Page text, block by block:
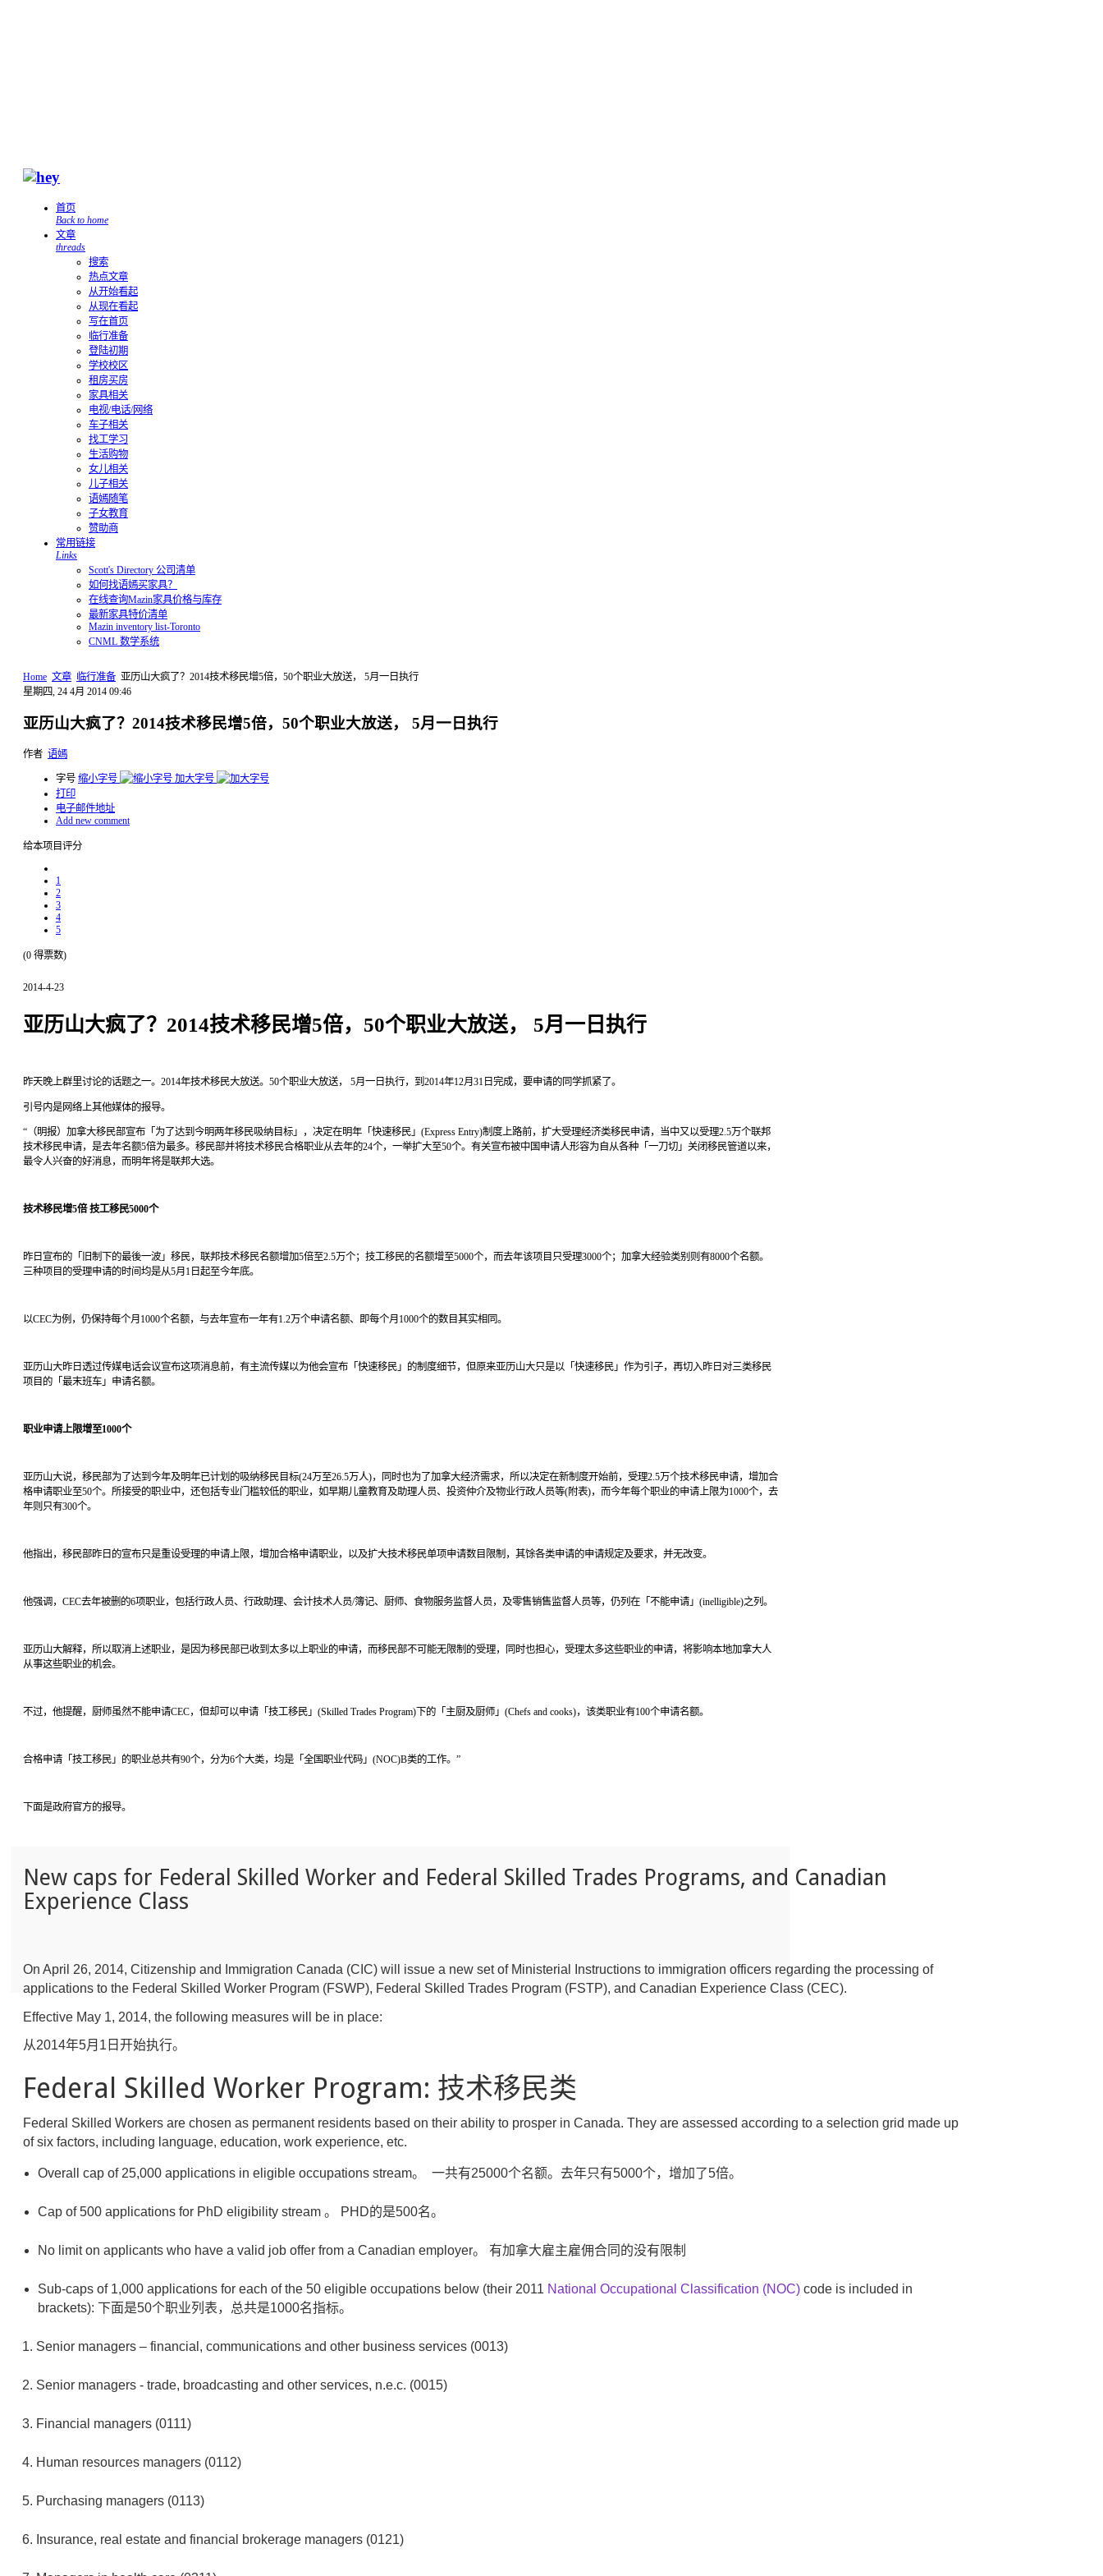
首页
Back to home
文章
threads
搜索
热点文章
从开始看起
从现在看起
写在首页
临行准备
登陆初期
学校校区
租房买房
家具相关
电视/电话/网络
车子相关
找工学习
生活购物
女儿相关
儿子相关
语嫣随笔
子女教育
赞助商
常用链接
Links
Scott's Directory 公司清单
如何找语嫣买家具？
在线查询Mazin家具价格与库存
最新家具特价清单
Mazin inventory list-Toronto
CNML 数学系统
Home 文章 临行准备 亚历山大疯了？2014技术移民增5倍，50个职业大放送， 5月一日执行
星期四, 24 4月 2014 09:46
亚历山大疯了？2014技术移民增5倍，50个职业大放送， 5月一日执行
作者 语嫣
字号 缩小字号
加大字号
打印
电子邮件地址
Add new comment
给本项目评分
1
2
3
4
5
(0 得票数)
2014-4-23
亚历山大疯了？2014技术移民增5倍，50个职业大放送， 5月一日执行
昨天晚上群里讨论的话题之一。2014年技术移民大放送。50个职业大放送， 5月一日执行，到2014年12月31日完成，要申请的同学抓紧了。
引号内是网络上其他媒体的报导。
“（明报）加拿大移民部宣布「为了达到今明两年移民吸纳目标」，决定在明年「快速移民」(Express Entry)制度上路前，扩大受理经济类移民申请，当中又以受理2.5万个联邦
技术移民申请，是去年名额5倍为最多。移民部并将技术移民合格职业从去年的24个，一举扩大至50个。有关宣布被中国申请人形容为自从各种「一刀切」关闭移民管道以来，
最令人兴奋的好消息，而明年将是联邦大选。
技术移民增5倍 技工移民5000个
昨日宣布的「旧制下的最後一波」移民，联邦技术移民名额增加5倍至2.5万个；技工移民的名额增至5000个，而去年该项目只受理3000个；加拿大经验类别则有8000个名额。
三种项目的受理申请的时间均是从5月1日起至今年底。
以CEC为例，仍保持每个月1000个名额，与去年宣布一年有1.2万个申请名额、即每个月1000个的数目其实相同。
亚历山大昨日透过传媒电话会议宣布这项消息前，有主流传媒以为他会宣布「快速移民」的制度细节，但原来亚历山大只是以「快速移民」作为引子，再切入昨日对三类移民
项目的「最末班车」申请名额。
职业申请上限增至1000个
亚历山大说，移民部为了达到今年及明年已计划的吸纳移民目标(24万至26.5万人)，同时也为了加拿大经济需求，所以决定在新制度开始前，受理2.5万个技术移民申请，增加合
格申请职业至50个。所接受的职业中，还包括专业门槛较低的职业，如早期儿童教育及助理人员、投资仲介及物业行政人员等(附表)，而今年每个职业的申请上限为1000个，去
年则只有300个。
他指出，移民部昨日的宣布只是重设受理的申请上限，增加合格申请职业，以及扩大技术移民单项申请数目限制，其馀各类申请的申请规定及要求，并无改变。
他强调，CEC去年被删的6项职业，包括行政人员、行政助理、会计技术人员/簿记、厨师、食物服务监督人员，及零售销售监督人员等，仍列在「不能申请」(inelligible)之列。
亚历山大解释，所以取消上述职业，是因为移民部已收到太多以上职业的申请，而移民部不可能无限制的受理，同时也担心，受理太多这些职业的申请，将影响本地加拿大人
从事这些职业的机会。
不过，他提醒，厨师虽然不能申请CEC，但却可以申请「技工移民」(Skilled Trades Program)下的「主厨及厨师」(Chefs and cooks)，该类职业有100个申请名额。
合格申请「技工移民」的职业总共有90个，分为6个大类，均是「全国职业代码」(NOC)B类的工作。”
下面是政府官方的报导。
New caps for Federal Skilled Worker and Federal Skilled Trades Programs, and Canadian
Experience Class
On April 26, 2014, Citizenship and Immigration Canada (CIC) will issue a new set of Ministerial Instructions to immigration officers regarding the processing of
applications to the Federal Skilled Worker Program (FSWP), Federal Skilled Trades Program (FSTP), and Canadian Experience Class (CEC).
Effective May 1, 2014, the following measures will be in place:
从2014年5月1日开始执行。
Federal Skilled Worker Program: 技术移民类
Federal Skilled Workers are chosen as permanent residents based on their ability to prosper in Canada. They are assessed according to a selection grid made up
of six factors, including language, education, work experience, etc.
Overall cap of 25,000 applications in eligible occupations stream。 一共有25000个名额。去年只有5000个，增加了5倍。
Cap of 500 applications for PhD eligibility stream 。 PHD的是500名。
No limit on applicants who have a valid job offer from a Canadian employer。 有加拿大雇主雇佣合同的没有限制
Sub-caps of 1,000 applications for each of the 50 eligible occupations below (their 2011 National Occupational Classification (NOC) code is included in
brackets): 下面是50个职业列表，总共是1000名指标。
Senior managers – financial, communications and other business services (0013)
Senior managers - trade, broadcasting and other services, n.e.c. (0015)
Financial managers (0111)
Human resources managers (0112)
Purchasing managers (0113)
Insurance, real estate and financial brokerage managers (0121)